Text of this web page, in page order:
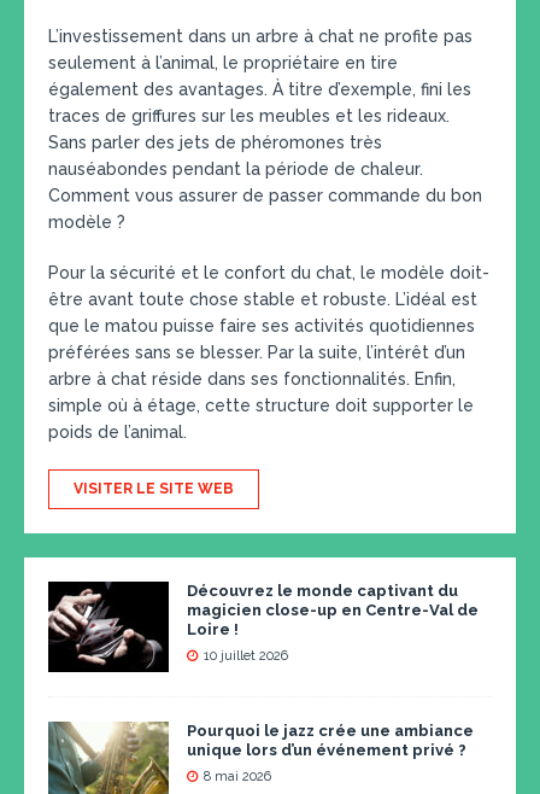
L’investissement dans un arbre à chat ne profite pas
seulement à l’animal, le propriétaire en tire
également des avantages. À titre d’exemple, fini les
traces de griffures sur les meubles et les rideaux.
Sans parler des jets de phéromones très
nauséabondes pendant la période de chaleur.
Comment vous assurer de passer commande du bon
modèle ?
Pour la sécurité et le confort du chat, le modèle doit-
être avant toute chose stable et robuste. L’idéal est
que le matou puisse faire ses activités quotidiennes
préférées sans se blesser. Par la suite, l’intérêt d’un
arbre à chat réside dans ses fonctionnalités. Enfin,
simple où à étage, cette structure doit supporter le
poids de l’animal.
VISITER LE SITE WEB
Découvrez le monde captivant du
magicien close-up en Centre-Val de
Loire !
10 juillet 2026
Pourquoi le jazz crée une ambiance
unique lors d’un événement privé ?
8 mai 2026